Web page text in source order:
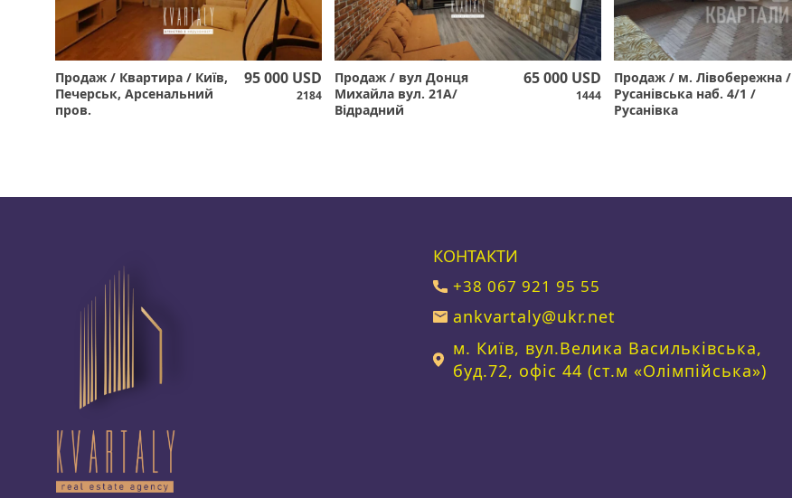
Продаж / Квартира / Київ,
Печерськ, Арсенальний
пров.
95 000 USD
2184
Продаж / вул Донця
Михайла вул. 21А/
Відрадний
65 000 USD
1444
Продаж / м. Лівобережна /
Русанівська наб. 4/1 /
Русанівка
КОНТАКТИ
+38 067 921 95 55
ankvartaly@ukr.net
м. Київ, вул.Велика Васильківська,
буд.72, офіс 44 (ст.м «Олімпійська»)